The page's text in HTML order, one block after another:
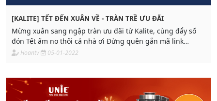
[KALITE] TẾT ĐẾN XUÂN VỀ - TRÀN TRỀ ƯU ĐÃI
Mừng xuân sang ngập tràn ưu đãi từ Kalite, cùng đẩy số
đón Tết ấm no thôi cả nhà ơi Đừng quên gắn mã link
affiliate của mình vào sản phẩm
Hoantv 05-01-2022